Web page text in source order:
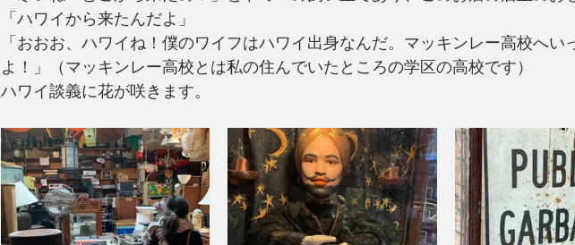
「ハワイから来たんだよ」
「おおお、ハワイね！僕のワイフはハワイ出身なんだ。マッキンレー高校へい
よ！」（マッキンレー高校とは私の住んでいたところの学区の高校です）
ハワイ談義に花が咲きます。